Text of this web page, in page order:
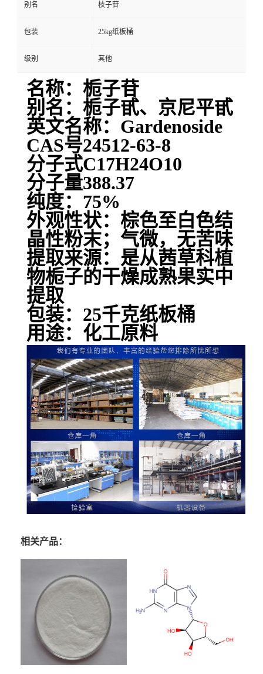
别名 枝子苷
包装 25kg纸板桶
级别 其他
名称：栀子苷
别名：栀子甙、京尼平甙
英文名称：Gardenoside
CAS号24512-63-8
分子式C17H24O10
分子量388.37
纯度：75%
外观性状：棕色至白色结
晶性粉末；气微，无苦味
提取来源：是从茜草科植
物栀子的干燥成熟果实中
提取
包装：25千克纸板桶
用途：化工原料
相关产品：